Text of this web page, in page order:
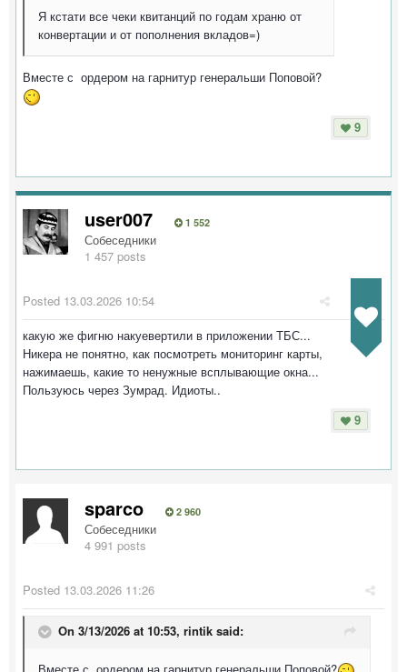
Я кстати все чеки квитанций по годам храню от
конвертации и от пополнения вкладов=)
Вместе с ордером на гарнитур генеральши Поповой?
9
user007 1 552
Собеседники
1 457 posts
Posted 13.03.2026 10:54
какую же фигню накуевертили в приложении ТБС...
Никера не понятно, как посмотреть мониторинг карты,
нажимаешь, какие то ненужные всплывающие окна...
Пользуюсь через Зумрад. Идиоты..
9
sparco 2 960
Собеседники
4 991 posts
Posted 13.03.2026 11:26
On 3/13/2026 at 10:53, rintik said: